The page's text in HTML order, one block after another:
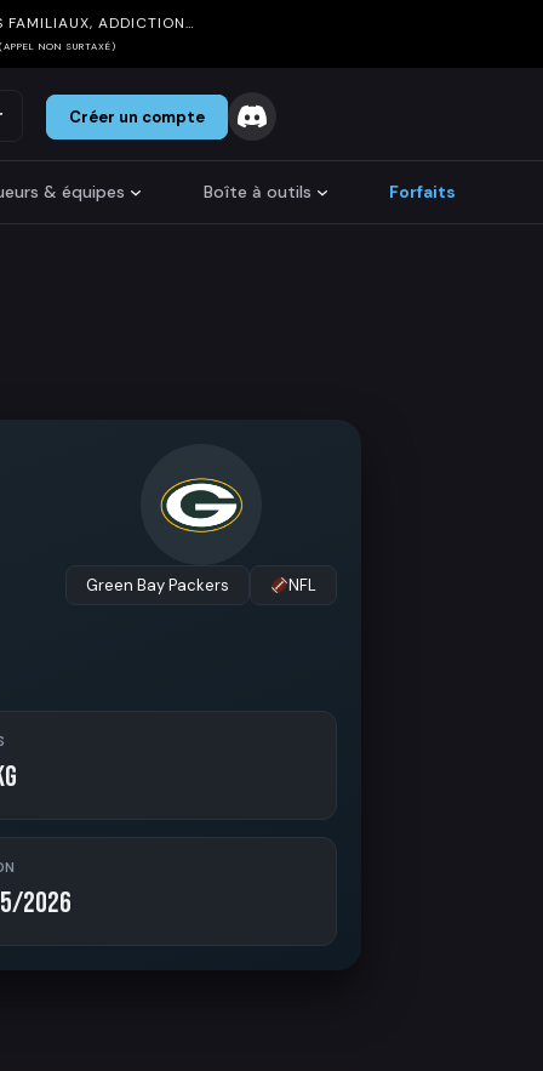
FAMILIAUX, ADDICTION…
(APPEL NON SURTAXÉ)
Créer un compte
& équipes Boîte à outils Forfaits
Green Bay Packers NFL
2026